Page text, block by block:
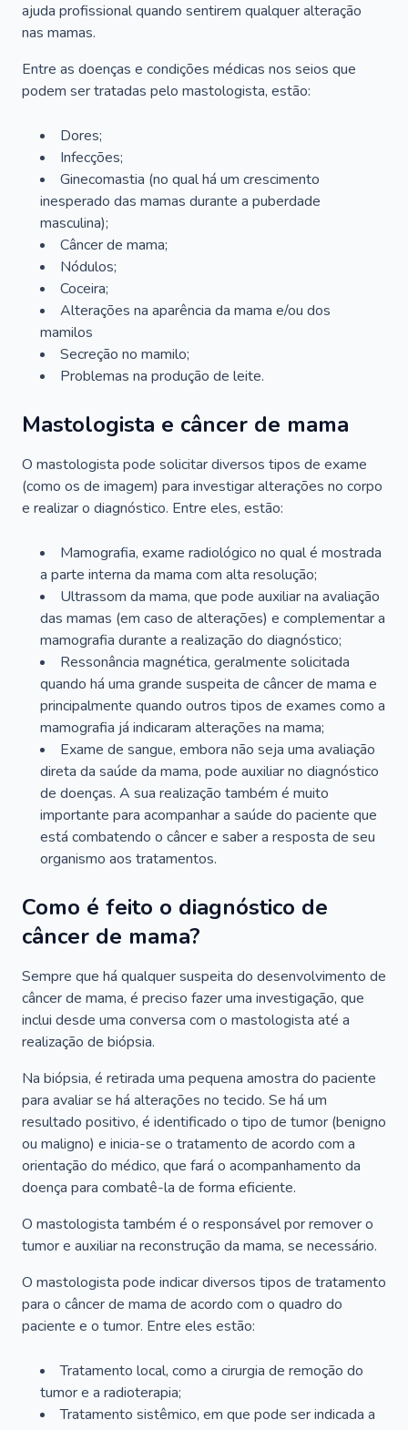
ajuda profissional quando sentirem qualquer alteração
nas mamas.
Entre as doenças e condições médicas nos seios que
podem ser tratadas pelo mastologista, estão:
Dores;
Infecções;
Ginecomastia (no qual há um crescimento
inesperado das mamas durante a puberdade
masculina);
Câncer de mama;
Nódulos;
Coceira;
Alterações na aparência da mama e/ou dos
mamilos
Secreção no mamilo;
Problemas na produção de leite.
Mastologista e câncer de mama
O mastologista pode solicitar diversos tipos de exame
(como os de imagem) para investigar alterações no corpo
e realizar o diagnóstico. Entre eles, estão:
Mamografia, exame radiológico no qual é mostrada
a parte interna da mama com alta resolução;
Ultrassom da mama, que pode auxiliar na avaliação
das mamas (em caso de alterações) e complementar a
mamografia durante a realização do diagnóstico;
Ressonância magnética, geralmente solicitada
quando há uma grande suspeita de câncer de mama e
principalmente quando outros tipos de exames como a
mamografia já indicaram alterações na mama;
Exame de sangue, embora não seja uma avaliação
direta da saúde da mama, pode auxiliar no diagnóstico
de doenças. A sua realização também é muito
importante para acompanhar a saúde do paciente que
está combatendo o câncer e saber a resposta de seu
organismo aos tratamentos.
Como é feito o diagnóstico de
câncer de mama?
Sempre que há qualquer suspeita do desenvolvimento de
câncer de mama, é preciso fazer uma investigação, que
inclui desde uma conversa com o mastologista até a
realização de biópsia.
Na biópsia, é retirada uma pequena amostra do paciente
para avaliar se há alterações no tecido. Se há um
resultado positivo, é identificado o tipo de tumor (benigno
ou maligno) e inicia-se o tratamento de acordo com a
orientação do médico, que fará o acompanhamento da
doença para combatê-la de forma eficiente.
O mastologista também é o responsável por remover o
tumor e auxiliar na reconstrução da mama, se necessário.
O mastologista pode indicar diversos tipos de tratamento
para o câncer de mama de acordo com o quadro do
paciente e o tumor. Entre eles estão:
Tratamento local, como a cirurgia de remoção do
tumor e a radioterapia;
Tratamento sistêmico, em que pode ser indicada a